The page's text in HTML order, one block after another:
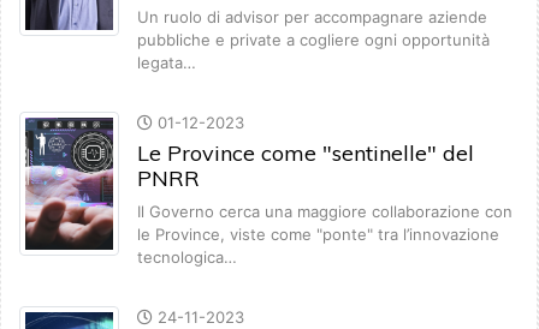
Un ruolo di advisor per accompagnare aziende
pubbliche e private a cogliere ogni opportunità
legata…
01-12-2023
Le Province come "sentinelle" del
PNRR
Il Governo cerca una maggiore collaborazione con
le Province, viste come "ponte" tra l’innovazione
tecnologica…
24-11-2023